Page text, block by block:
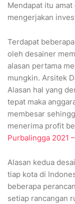
Mendapat itu
mengerjakan
Terdapat
oleh desainer
alasan pertama
mungkin. Arsitek
Alasan hal yang
tepat maka
membesar
menerima profit
Purbalingga 2021
Alasan kedua
tiap kota di
beberapa
setiap rancangan